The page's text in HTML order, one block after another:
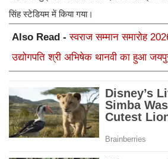
सिंह स्टेडियम में किया गया।
Also Read -स्वराज सम्मान समारोह
उद्योगपति श्री अभिषेक थानवी का हुआ